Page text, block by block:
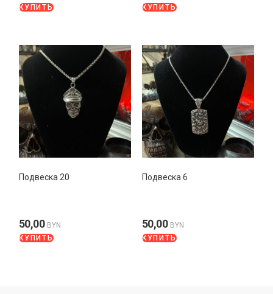
КУПИТЬ
КУПИТЬ
Подвеска 20
50,00 BYN
КУПИТЬ
Подвеска 6
50,00 BYN
КУПИТЬ